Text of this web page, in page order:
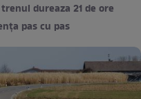
dureaza 21 de ore
pas cu pas